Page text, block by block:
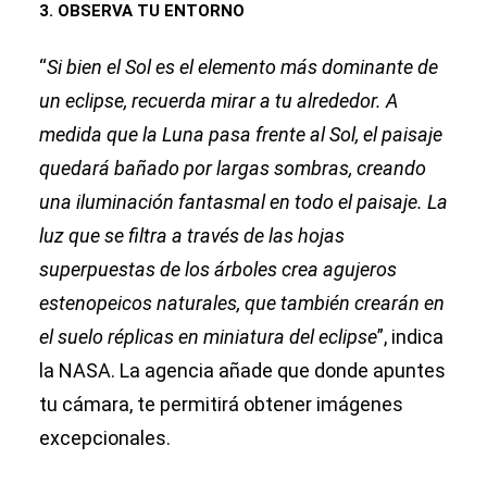
3. OBSERVA TU ENTORNO
“Si bien el Sol es el elemento más dominante de
un eclipse, recuerda mirar a tu alrededor. A
medida que la Luna pasa frente al Sol, el paisaje
quedará bañado por largas sombras, creando
una iluminación fantasmal en todo el paisaje. La
luz que se filtra a través de las hojas
superpuestas de los árboles crea agujeros
estenopeicos naturales, que también crearán en
el suelo réplicas en miniatura del eclipse”, indica
la NASA. La agencia añade que donde apuntes
tu cámara, te permitirá obtener imágenes
excepcionales.